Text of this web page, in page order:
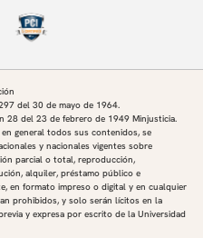
del 30 de mayo de 1964.
28 del 23 de febrero de 1949 Minjusticia.
general todos sus contenidos, se
y nacionales vigentes sobre
parcial o total, reproducción,
alquiler, préstamo público e
en formato impreso o digital y en cualquier
prohibidos, y solo serán lícitos en la
y expresa por escrito de la Universidad